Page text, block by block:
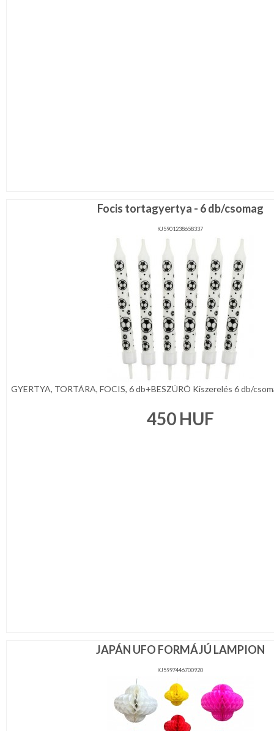
Focis tortagyertya - 6 db/csomag
KJ5901238658337
GYERTYA, TORTÁRA, FOCIS, 6 db+BESZÚRÓ Kiszerelés 6 db/
450HUF
JAPÁN UFO FORMÁJÚ LAMPION
KJ5997446700920